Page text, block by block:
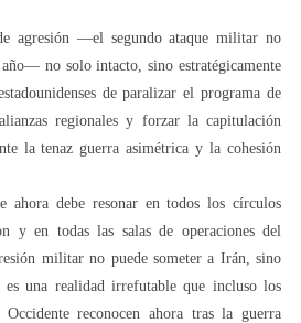
agresión —el segundo ataque militar no
no solo intacto, sino estratégicamente
de paralizar el programa de
regionales y forzar la capitulación
la tenaz guerra asimétrica y la cohesión
ahora debe resonar en todos los círculos
y en todas las salas de operaciones del
militar no puede someter a Irán, sino
una realidad irrefutable que incluso los
Occidente reconocen ahora tras la guerra